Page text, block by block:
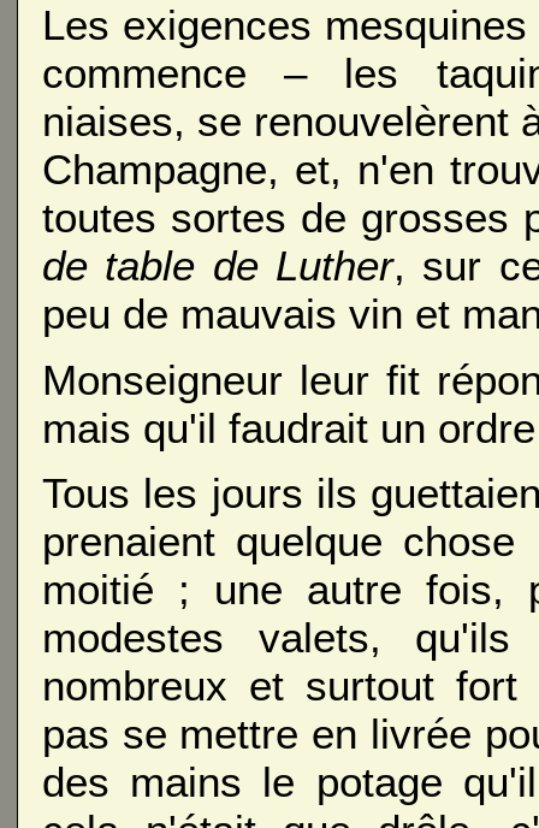
Les exigences
commence – les
niaises, se renouvelèrent
Champagne, et, n'en
toutes sortes de grosses
de table de Luther, sur
peu de mauvais vin et
Monseigneur leur fit
mais qu'il faudrait un
Tous les jours ils
prenaient quelque
moitié ; une autre fois,
modestes valets,
nombreux et surtout
pas se mettre en livrée
des mains le potage